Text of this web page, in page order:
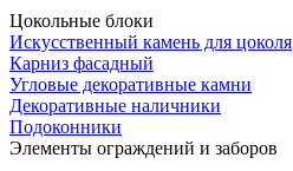
Цокольные блоки
Искусственный камень для цоколя
Карниз фасадный
Угловые декоративные камни
Декоративные наличники
Подоконники
Элементы ограждений и заборов